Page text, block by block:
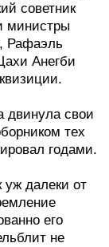
советник
министры
Рафаэль
Анегби
двинула свои
тех
годами.
далеки от
его
не